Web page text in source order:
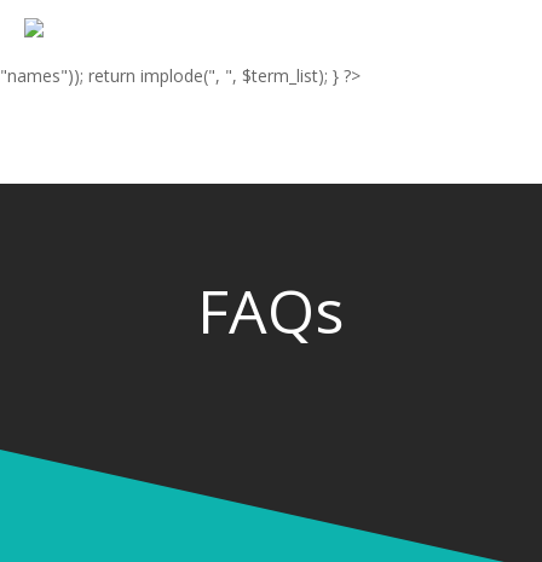
"names")); return implode(", ", $term_list); } ?>
FAQs